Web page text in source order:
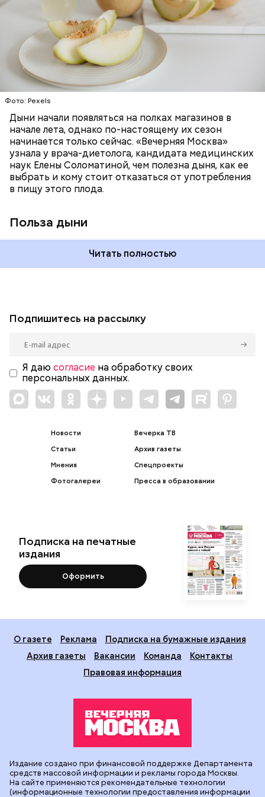
Фото: Pexels
Дыни начали появляться на полках магазинов в
начале лета, однако по-настоящему их сезон
начинается только сейчас. «Вечерняя Москва»
узнала у врача-диетолога, кандидата медицинских
наук Елены Соломатиной, чем полезна дыня, как ее
выбрать и кому стоит отказаться от употребления
в пищу этого плода.
Польза дыни
много энергии, чтобы ее усвоить, рассказала
доктор. Кроме того, этот плод богат витаминами и
минералами. Так, в дыне содержатся:
необходим для обновления кожи. Дыня
«делает пилинг изнутри», обновляет
слизистые оболочки органов. А еще именно
бета-каротин обеспечивает дыне желтый
лютеин и зеаксантин — эти каротиноиды
отлично поддерживают наше зрение;
калий — оказывает мочегонное действие,
поддерживает сердечно-сосудистую
систему и предотвращает скачки давления;
магний — помогает калию и не дает сосудам
спазмироваться.
Читать полностью
ЗДОРОВЬЕ
ПРАВИЛЬНОЕ ПИТАНИЕ
ОВОЩИ
ЛЕТО ФРУКТЫ
Подпишитесь на рассылку
Я даю согласие на обработку своих
персональных данных.
Новости
Статьи
Мнения
Фотогалереи
Вечерка ТВ
Архив газеты
Спецпроекты
Пресса в образовании
Подписка на печатные
издания
Оформить
О газете Реклама
Подписка на бумажные издания
Архив газеты
Вакансии Команда
Контакты
Правовая информация
Издание создано при финансовой поддержке Департамента
средств массовой информации и рекламы города Москвы.
На сайте применяются рекомендательные технологии
(информационные технологии предоставления информации